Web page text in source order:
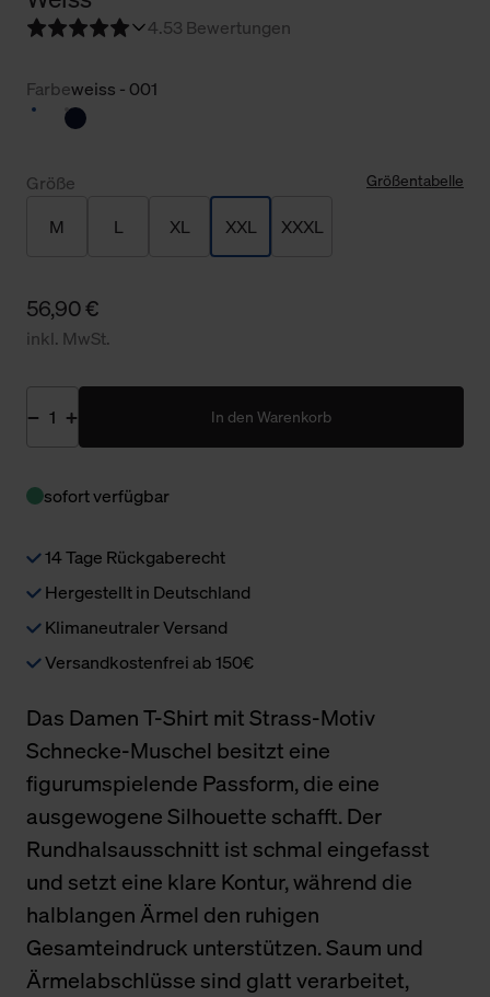
4.53 Bewertungen
Farbeweiss - 001
Größe Größentabelle
M L XL XXL XXXL
56,90 €
inkl. MwSt.
In den Warenkorb
sofort verfügbar
14 Tage Rückgaberecht
Hergestellt in Deutschland
Klimaneutraler Versand
Versandkostenfrei ab 150€
Das Damen T-Shirt mit Strass-Motiv
Schnecke-Muschel besitzt eine
figurumspielende Passform, die eine
ausgewogene Silhouette schafft. Der
Rundhalsausschnitt ist schmal eingefasst
und setzt eine klare Kontur, während die
halblangen Ärmel den ruhigen
Gesamteindruck unterstützen. Saum und
Ärmelabschlüsse sind glatt verarbeitet,